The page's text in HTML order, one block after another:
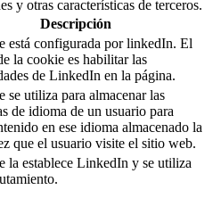
y otras características de terceros.
Descripción
está configurada por linkedIn. El
la cookie es habilitar las
de LinkedIn en la página.
se utiliza para almacenar las
de idioma de un usuario para
en ese idioma almacenado la
que el usuario visite el sitio web.
la establece LinkedIn y se utiliza